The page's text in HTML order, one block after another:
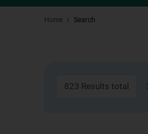
Home Search
823 Results total